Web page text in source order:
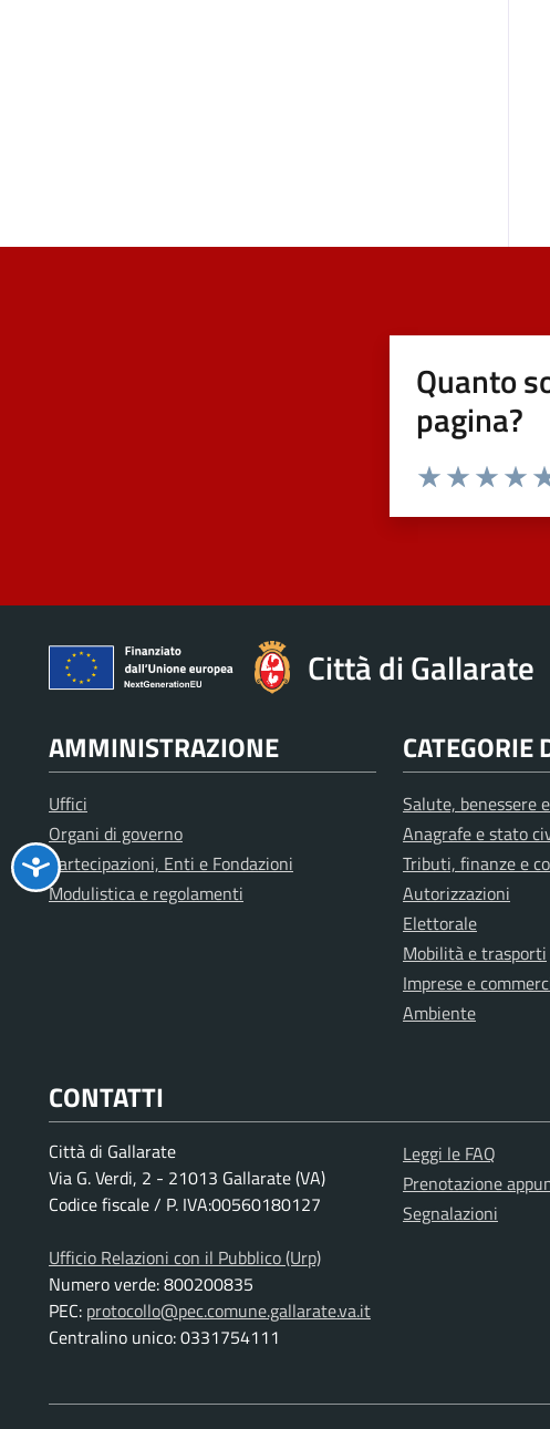
Quanto
pagina?
Città di Gallarate
AMMINISTRAZIONE
Uffici
Organi di governo
Partecipazioni, Enti e Fondazioni
Modulistica e regolamenti
CATEGORIE
Salute, benessere
Anagrafe e stato
Tributi, finanze e
Autorizzazioni
Elettorale
Mobilità e trasporti
Imprese e
Ambiente
CONTATTI
Città di Gallarate
Via G. Verdi, 2 - 21013 Gallarate (VA)
Codice fiscale / P. IVA:00560180127
Ufficio Relazioni con il Pubblico (Urp)
Numero verde: 800200835
PEC: protocollo@pec.comune.gallarate.va.it
Centralino unico: 0331754111
Leggi le FAQ
Prenotazione
Segnalazioni